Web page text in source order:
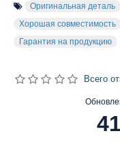
Оригинальная деталь
Хорошая совместимость
Гарантия на продукцию
Всего